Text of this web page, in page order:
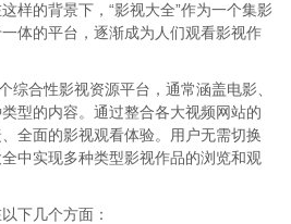
样的背景下，“影视大全”作为一个集影
体的平台，逐渐成为人们观看影视作
综合性影视资源平台，通常涵盖电影、
型的内容。通过整合各大视频网站的
全面的影视观看体验。用户无需切换
中实现多种类型影视作品的浏览和观
下几个方面：